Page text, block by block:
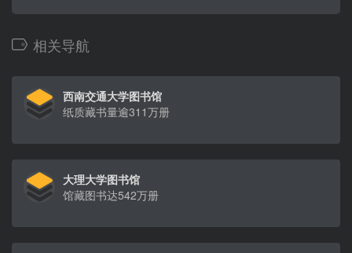
相关导航
西南交通大学图书馆
纸质藏书量逾311万册
大理大学图书馆
馆藏图书达542万册